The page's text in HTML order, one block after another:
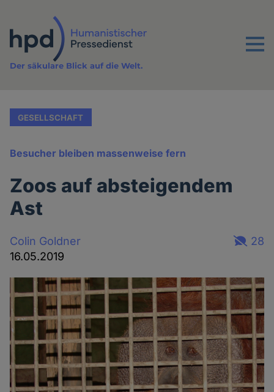
Inhalt
Menu
Der säkulare Blick auf die Welt.
GESELLSCHAFT
Besucher bleiben massenweise fern
Zoos auf absteigendem
Ast
Colin Goldner
16.05.2019
28